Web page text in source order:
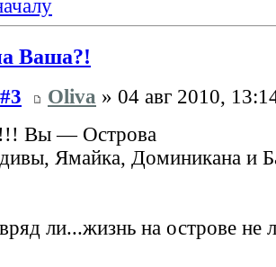
Ваша?!
#3 Oliva » 04 авг 2010,
Вы — Острова
Ямайка, Доминикана и
ли...жизнь на острове не